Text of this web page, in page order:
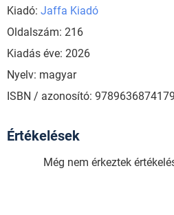
Kiadó: Jaffa Kiadó
Oldalszám: 216
Kiadás éve: 2026
Nyelv: magyar
ISBN / azonosító: 9789636874179
Értékelések
Még nem érkeztek